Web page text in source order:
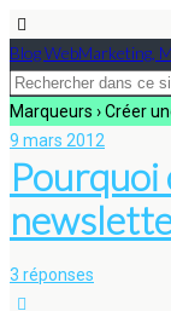
Blog WebMarketing,
Marqueurs › Créer
9 mars 2012
3 réponses